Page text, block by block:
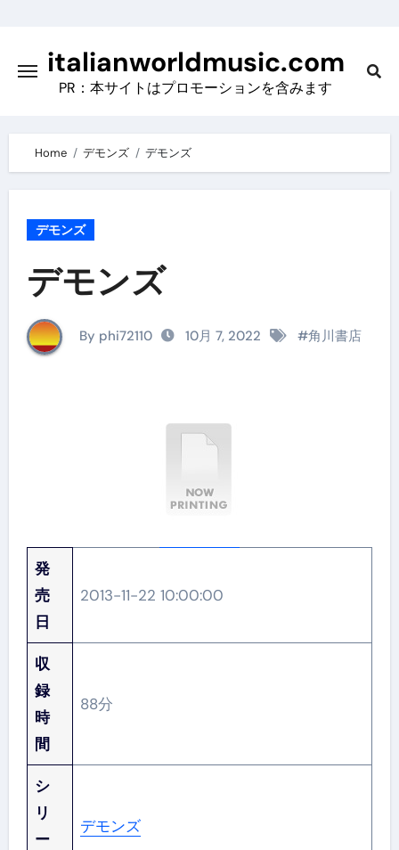
contentitalianworldmusic.com
PR：本サイトはプロモーションを含みます
Home デモンズ デモンズ
デモンズ
デモンズ
By phi72110 10月 7, 2022 #角川書店
発
売
日
2013-11-22 10:00:00
収
録
時
間
88分
シ
リ
ー
デモンズ